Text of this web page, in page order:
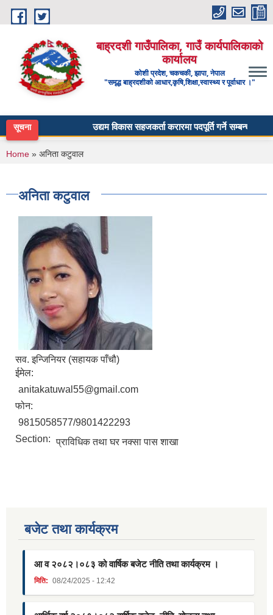
Skip to main content
बाह्रदशी गाउँपालिका, गाउँ कार्यपालिकाको
कार्यालय
कोशी प्रदेश, चकचकी, झापा, नेपाल
"समृद्ध बाह्रदशीको आधार,कृषि,शिक्षा,स्वास्थ्य र पूर्वाधार ।"
सूचना उद्यम विकास सहजकर्ता करारमा पदपूर्ति गर्ने सम्बन्धी सूचना ।
You are here
Home » अनिता कटुवाल
अनिता कटुवाल
सव. इन्जिनियर (सहायक पाँचौ)
ईमेल:
anitakatuwal55@gmail.com
फोन:
9815058577/9801422293
Section: प्राविधिक तथा घर नक्सा पास शाखा
बजेट तथा कार्यक्रम
आ व २०८२।०८३ को वार्षिक बजेट नीति तथा कार्यक्रम ।
मिति: 08/24/2025 - 12:42